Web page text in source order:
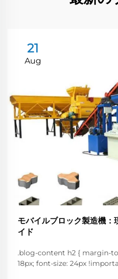
21
Aug
モバイルブロック製造機：
イド
.blog-content h2 { margin-
18px; font-size: 24px